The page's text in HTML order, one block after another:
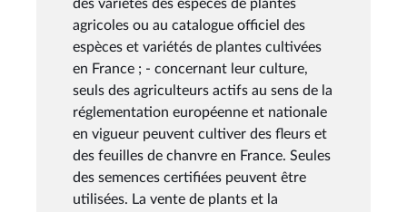
des variétés des espèces de plantes
agricoles ou au catalogue officiel des
espèces et variétés de plantes cultivées
en France ; - concernant leur culture,
seuls des agriculteurs actifs au sens de la
réglementation européenne et nationale
en vigueur peuvent cultiver des fleurs et
des feuilles de chanvre en France. Seules
des semences certifiées peuvent être
utilisées. La vente de plants et la